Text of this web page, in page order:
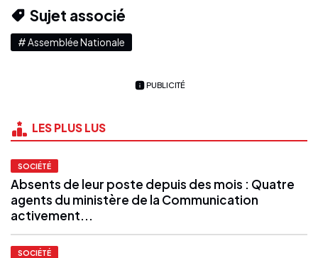
Sujet associé
# Assemblée Nationale
PUBLICITÉ
LES PLUS LUS
SOCIÉTÉ
Absents de leur poste depuis des mois : Quatre
agents du ministère de la Communication
activement...
SOCIÉTÉ